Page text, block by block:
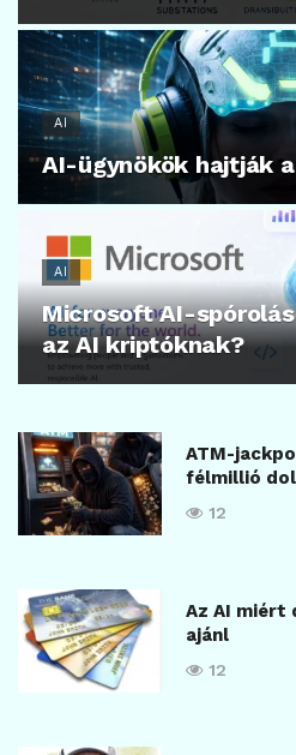
AI
AI-ügynökök hajtják
AI
Microsoft AI-
az AI kriptóknak?
ATM-
félmillió
12
Az AI miért
ajánl
12